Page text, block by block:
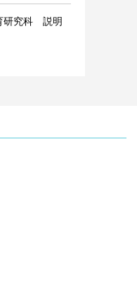
研究科 説明